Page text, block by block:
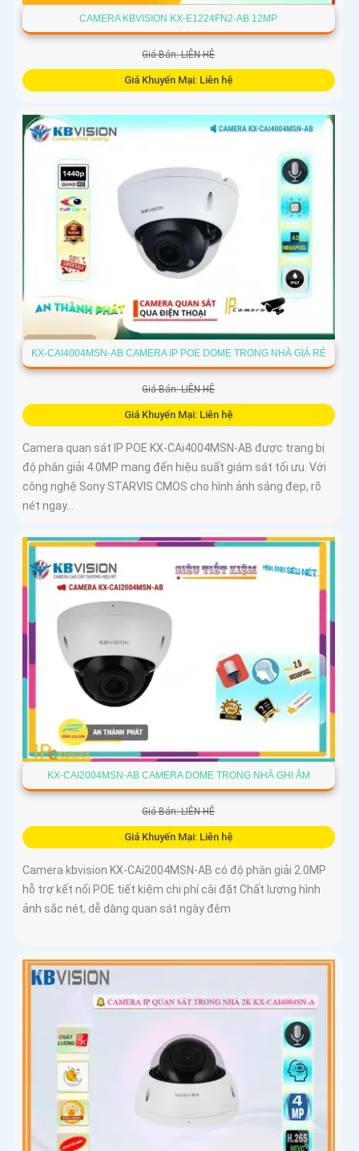
CAMERA KBVISION KX-E1224FN2-AB 12MP
Giá Bán: LIÊN HỆ
Giá Khuyến Mại: Liên hệ
Camera giám sát KX-E1224FN2-AB sử dụng công nghệ
Starlight tiên tiến, có khả năng giám sát tốt trong môi
trường thiếu ánh sáng. Với độ phân giải HD IP, sản phẩm này
mang lại hình ảnh chất lượng cao, rõ nét
KX-CAI4004MSN-AB CAMERA IP POE DOME TRONG NHÀ GIÁ RẺ
Giá Bán: LIÊN HỆ
Giá Khuyến Mại: Liên hệ
Camera quan sát IP POE KX-CAi4004MSN-AB được trang bị
độ phân giải 4.0MP mang đến hiệu suất giám sát tối ưu. Với
công nghệ Sony STARVIS CMOS cho hình ảnh sáng đẹp, rõ
nét ngay...
KX-CAI2004MSN-AB CAMERA DOME TRONG NHÀ GHI ÂM
Giá Bán: LIÊN HỆ
Giá Khuyến Mại: Liên hệ
Camera kbvision KX-CAi2004MSN-AB có độ phân giải 2.0MP
hỗ trợ kết nối POE tiết kiệm chi phí cài đặt Chất lượng hình
ảnh sắc nét, dễ dàng quan sát ngày đêm